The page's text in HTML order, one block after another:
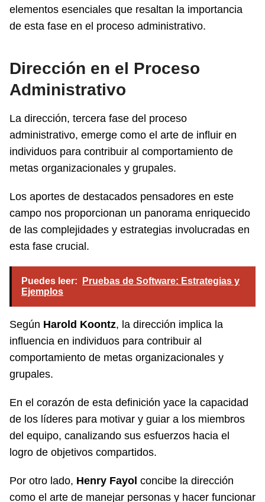
elementos esenciales que resaltan la importancia
de esta fase en el proceso administrativo.
Dirección en el Proceso
Administrativo
La dirección, tercera fase del proceso
administrativo, emerge como el arte de influir en
individuos para contribuir al comportamiento de
metas organizacionales y grupales.
Los aportes de destacados pensadores en este
campo nos proporcionan un panorama enriquecido
de las complejidades y estrategias involucradas en
esta fase crucial.
Puedes leer:
Pruebas de Software: Estrategias y
Ejemplos
Según Harold Koontz, la dirección implica la
influencia en individuos para contribuir al
comportamiento de metas organizacionales y
grupales.
En el corazón de esta definición yace la capacidad
de los líderes para motivar y guiar a los miembros
del equipo, canalizando sus esfuerzos hacia el
logro de objetivos compartidos.
Por otro lado, Henry Fayol concibe la dirección
como el arte de manejar personas y hacer funcionar